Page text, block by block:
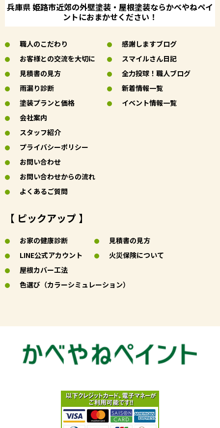
兵庫県 姫路市近郊の外壁塗装・屋根塗装ならかべやねペイ
ントにおまかせください！
職人のこだわり
お客様との交流を大切に
見積書の見方
雨漏り診断
塗装プランと価格
感謝しますブログ
スマイルさん日記
全力投球！職人ブログ
新着情報一覧
イベント情報一覧
会社案内
スタッフ紹介
プライバシーポリシー
お問い合わせ
お問い合わせからの流れ
よくあるご質問
【 ピックアップ 】
お家の健康診断
LINE公式アカウント
屋根カバー工法
見積書の見方
火災保険について
色選び（カラーシミュレーション）